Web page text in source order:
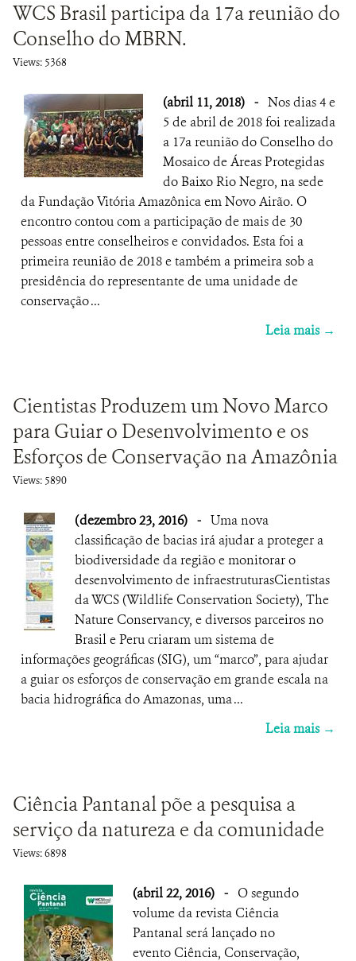
WCS Brasil participa da 17a reunião do
Conselho do MBRN.
Views: 5368
(abril 11, 2018) - Nos dias 4 e
5 de abril de 2018 foi realizada
a 17a reunião do Conselho do
Mosaico de Áreas Protegidas
do Baixo Rio Negro, na sede
da Fundação Vitória Amazônica em Novo Airão. O
encontro contou com a participação de mais de 30
pessoas entre conselheiros e convidados. Esta foi a
primeira reunião de 2018 e também a primeira sob a
presidência do representante de uma unidade de
conservação ...
Leia mais →
Cientistas Produzem um Novo Marco
para Guiar o Desenvolvimento e os
Esforços de Conservação na Amazônia
Views: 5890
(dezembro 23, 2016) - Uma nova
classificação de bacias irá ajudar a proteger a
biodiversidade da região e monitorar o
desenvolvimento de infraestruturasCientistas
da WCS (Wildlife Conservation Society), The
Nature Conservancy, e diversos parceiros no
Brasil e Peru criaram um sistema de
informações geográficas (SIG), um “marco”, para ajudar
a guiar os esforços de conservação em grande escala na
bacia hidrográfica do Amazonas, uma ...
Leia mais →
Ciência Pantanal põe a pesquisa a
serviço da natureza e da comunidade
Views: 6898
(abril 22, 2016) - O segundo
volume da revista Ciência
Pantanal será lançado no
evento Ciência, Conservação,